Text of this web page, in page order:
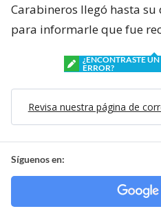
Carabineros llegó hasta su
para informarle que fue
¿ENCONTRASTE UN
ERROR?
Revisa nuestra página de
Síguenos en: